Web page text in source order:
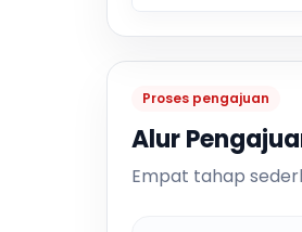
Proses pengajuan
Alur
Empat tahap